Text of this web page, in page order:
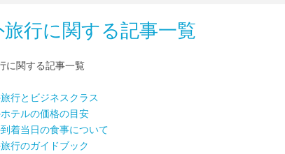
旅行に関する記事一覧
に関する記事一覧
行とビジネスクラス
テルの価格の目安
着当日の食事について
行のガイドブック